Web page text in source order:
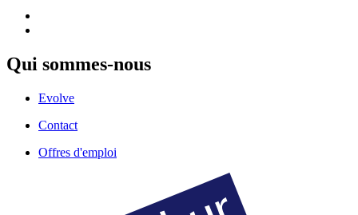
Qui sommes-nous
Evolve
Contact
Offres d'emploi